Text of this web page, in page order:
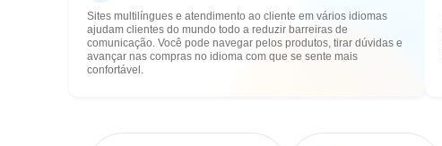
Sites multilíngues e atendimento ao cliente em vários idiomas
ajudam clientes do mundo todo a reduzir barreiras de
comunicação. Você pode navegar pelos produtos, tirar dúvidas e
avançar nas compras no idioma com que se sente mais
confortável.